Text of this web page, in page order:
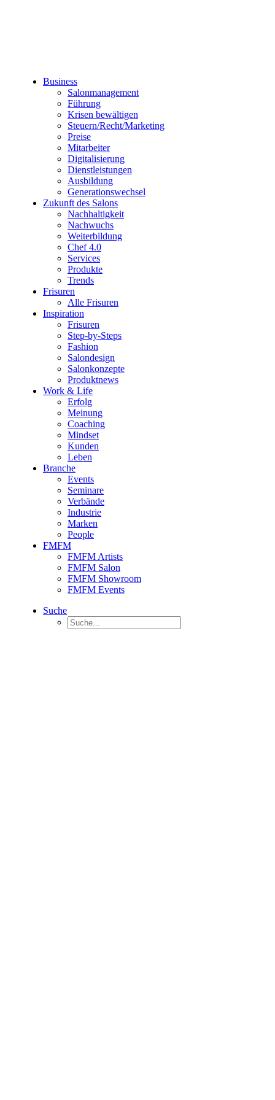
Business
Salonmanagement
Führung
Krisen bewältigen
Steuern/Recht/Marketing
Preise
Mitarbeiter
Digitalisierung
Dienstleistungen
Ausbildung
Generationswechsel
Zukunft des Salons
Nachhaltigkeit
Nachwuchs
Weiterbildung
Chef 4.0
Services
Produkte
Trends
Frisuren
Alle Frisuren
Inspiration
Frisuren
Step-by-Steps
Fashion
Salondesign
Salonkonzepte
Produktnews
Work & Life
Erfolg
Meinung
Coaching
Mindset
Kunden
Leben
Branche
Events
Seminare
Verbände
Industrie
Marken
People
FMFM
FMFM Artists
FMFM Salon
FMFM Showroom
FMFM Events
Suche